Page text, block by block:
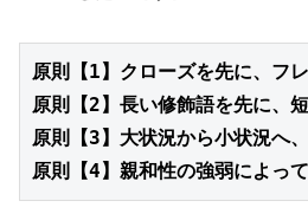
原則【1
原則【2
原則【4】親和性の強弱によっ